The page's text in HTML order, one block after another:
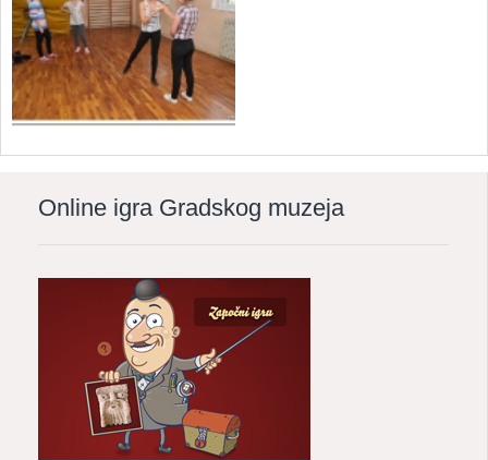
Online igra Gradskog muzeja